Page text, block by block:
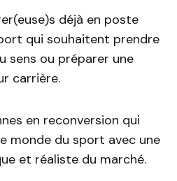
déjà en poste
qui souhaitent prendre
sens ou préparer une
carrière.
en reconversion qui
monde du sport avec une
et réaliste du marché.